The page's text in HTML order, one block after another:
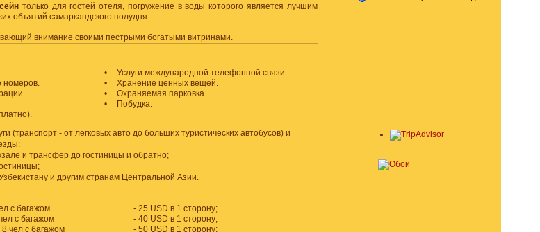
только для гостей отеля, погружение в воды которого является лучшим
объятий самаркандского полудня.
внимание своими пестрыми богатыми витринами.
номеров.
•
Услуги международной телефонной связи.
•
Хранение ценных вещей.
•
Охраняемая парковка.
•
Побудка.
(транспорт - от легковых авто до больших туристических автобусов) и
и трансфер до гостиницы и обратно;
и другим странам Центральной Азии.
с багажом
- 25 USD в 1 сторону;
с багажом
- 40 USD в 1 сторону;
8 чел с багажом
- 50 USD в 1 сторону;